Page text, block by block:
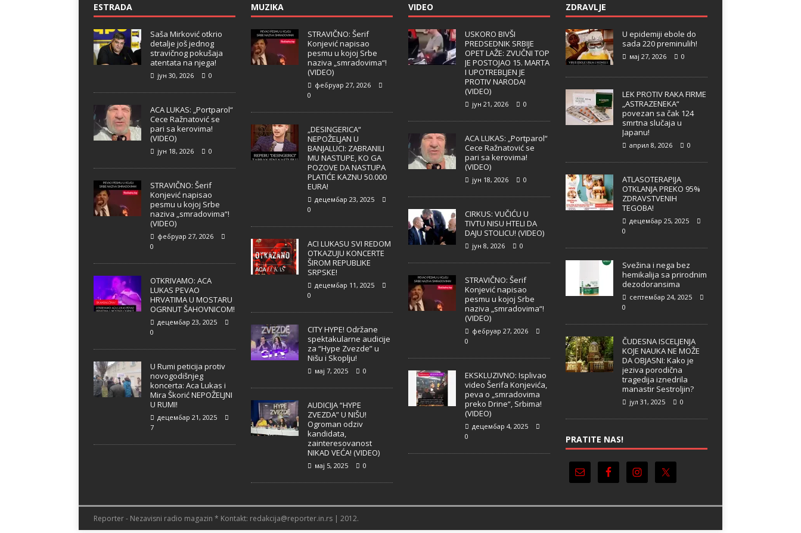
ESTRADA
Saša Mirković otkrio
detalje još jednog
stravičnog pokušaja
atentata na njega!
јун 30, 2026 0
ACA LUKAS: „Portparol“
Cece Ražnatović se
pari sa kerovima!
(VIDEO)
јун 18, 2026 0
STRAVIČNO: Šerif
Konjević napisao
pesmu u kojoj Srbe
naziva „smradovima“!
(VIDEO)
фебруар 27, 2026
0
OTKRIVAMO: ACA
LUKAS PEVAO
HRVATIMA U MOSTARU
OGRNUT ŠAHOVNICOM!
децембар 23, 2025
0
U Rumi peticija protiv
novogodišnjeg
koncerta: Aca Lukas i
Mira Škorić NEPOŽELJNI
U RUMI!
децембар 21, 2025
7
MUZIKA
STRAVIČNO: Šerif
Konjević napisao
pesmu u kojoj Srbe
naziva „smradovima“!
(VIDEO)
фебруар 27, 2026
0
„DESINGERICA“
NEPOŽELJAN U
BANJALUCI: ZABRANILI
MU NASTUPE, KO GA
POZOVE DA NASTUPA
PLATIĆE KAZNU 50.000
EURA!
децембар 23, 2025
0
ACI LUKASU SVI REDOM
OTKAZUJU KONCERTE
ŠIROM REPUBLIKE
SRPSKE!
децембар 11, 2025
0
CITY HYPE! Održane
spektakularne audicije
za “Hype Zvezde” u
Nišu i Skoplju!
мај 7, 2025 0
AUDICIJA “HYPE
ZVEZDA” U NIŠU!
Ogroman odziv
kandidata,
zainteresovanost
NIKAD VEĆA! (VIDEO)
мај 5, 2025 0
VIDEO
USKORO BIVŠI
PREDSEDNIK SRBIJE
OPET LAŽE: ZVUČNI TOP
JE POSTOJAO 15. MARTA
I UPOTREBLJEN JE
PROTIV NARODA!
(VIDEO)
јун 21, 2026 0
ACA LUKAS: „Portparol“
Cece Ražnatović se
pari sa kerovima!
(VIDEO)
јун 18, 2026 0
CIRKUS: VUČIĆU U
TIVTU NISU HTELI DA
DAJU STOLICU! (VIDEO)
јун 8, 2026 0
STRAVIČNO: Šerif
Konjević napisao
pesmu u kojoj Srbe
naziva „smradovima“!
(VIDEO)
фебруар 27, 2026
0
EKSKLUZIVNO: Isplivao
video Šerifa Konjevića,
peva o „smradovima
preko Drine“, Srbima!
(VIDEO)
децембар 4, 2025
0
ZDRAVLJE
U epidemiji ebole do
sada 220 preminulih!
мај 27, 2026 0
LEK PROTIV RAKA FIRME
„ASTRAZENEKA“
povezan sa čak 124
smrtna slučaja u
Japanu!
април 8, 2026 0
ATLASOTERAPIJA
OTKLANJA PREKO 95%
ZDRAVSTVENIH
TEGOBA!
децембар 25, 2025
0
Svežina i nega bez
hemikalija sa prirodnim
dezodoransima
септембар 24, 2025
0
ČUDESNA ISCELJENJA
KOJE NAUKA NE MOŽE
DA OBJASNI: Kako je
jeziva porodična
tragedija iznedrila
manastir Sestroljin?
јул 31, 2025 0
PRATITE NAS!
Reporter - Nezavisni radio magazin * Kontakt: redakcija@reporter.in.rs | 2012.